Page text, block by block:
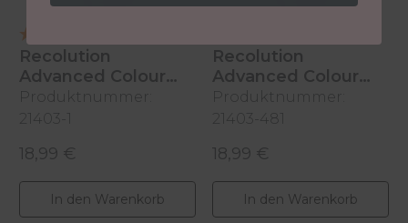
Recolution
Advanced Colour
Polish
Extra White, 10ml
Produktnummer:
21403-1
Regulärer Preis:
18,99 €
In den Warenkorb
Recolution
Advanced Colour
Polish
Agent Dr. Love, 10ml
Produktnummer:
21403-481
Regulärer Preis:
18,99 €
In den Warenkorb